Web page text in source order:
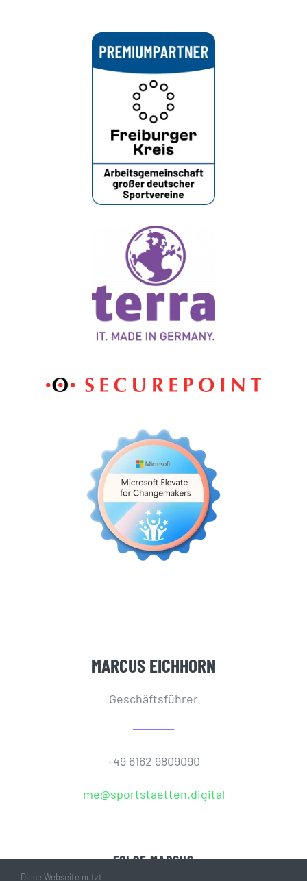
MARCUS EICHHORN
Geschäftsführer
+49 6162 9809090
me@sportstaetten.digital
FOLGE MARCUS
Diese Webseite nutzt